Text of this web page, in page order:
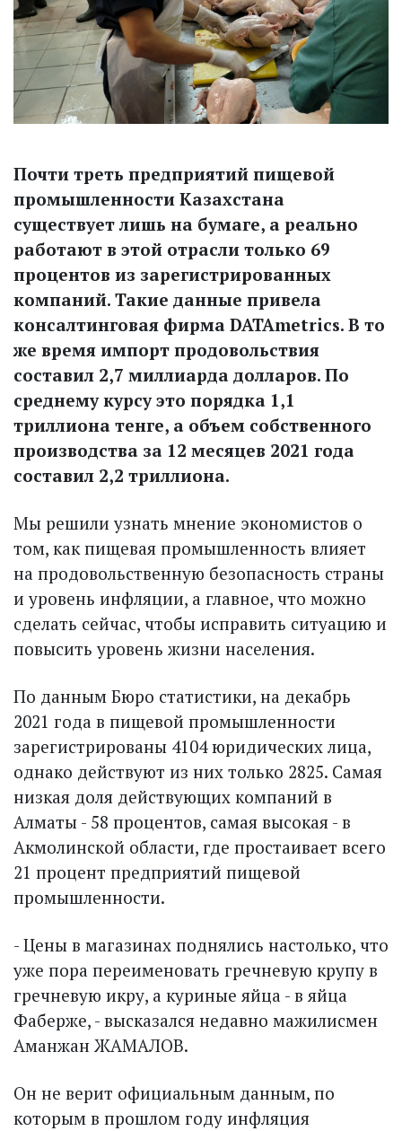
Почти треть предприятий пищевой
промышленности Казахстана
существует лишь на бумаге, а реально
работают в этой отрасли только 69
процентов из зарегистрированных
компаний. Такие данные привела
консалтинговая фирма DATAmetrics. В то
же время импорт продовольствия
составил 2,7 миллиарда долларов. По
среднему курсу это порядка 1,1
триллиона тенге, а объем собственного
производства за 12 месяцев 2021 года
составил 2,2 триллиона.
Мы решили узнать мнение экономистов о
том, как пищевая промышленность влияет
на продовольственную безопас­ность страны
и уровень инфляции, а главное, что можно
сделать сейчас, чтобы исправить ситуацию и
повысить уровень жизни населения.
По данным Бюро статистики, на декабрь
2021 года в пищевой промышленности
зарегистрированы 4104 юридических лица,
однако действуют из них только 2825. Самая
низкая доля действующих компаний в
Алматы - 58 процентов, самая высокая - в
Акмолинской области, где простаивает всего
21 процент предприятий пищевой
промышленности.
- Цены в магазинах поднялись настолько, что
уже пора переименовать гречневую крупу в
гречневую икру, а куриные яйца - в яйца
Фаберже, - высказался недавно мажилисмен
Аманжан ЖАМАЛОВ.
Он не верит официальным данным, по
которым в прошлом году инфляция